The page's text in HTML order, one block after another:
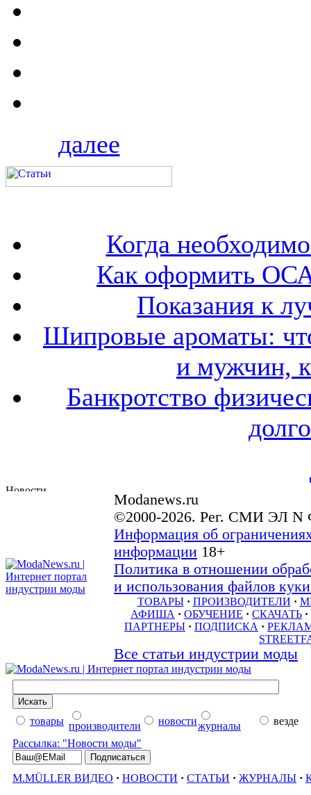
далее
Когда
Как оформить
Показания к
Шипровые ароматы:
и мужчин,
Банкротство
Modanews.ru
©2000-2026. Рег. СМИ ЭЛ N
Информация об
информации 18+
Политика в отношении
и использования файлов
ТОВАРЫ · ПРОИЗВОДИТЕЛИ ·
АФИША · ОБУЧЕНИЕ · СКАЧАТЬ ·
ПАРТНЕРЫ · ПОДПИСКА ·
Все статьи индустрии моды
товары производители новостижурналы
везде
Рассылка: "Новости моды"
M.MÜLLER ВИДЕО · НОВОСТИ · СТАТЬИ · ЖУРНАЛЫ ·